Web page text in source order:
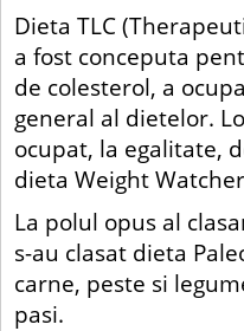
Dieta TLC
a fost conceputa
de colesterol, a
general al dietelor.
ocupat, la egalitate,
dieta Weight
La polul opus al
s-au clasat dieta
carne, peste si
pasi.